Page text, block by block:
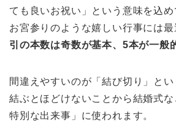
ても良いお祝い」という意味を込め
お宮参りのような嬉しい行事には最
引の本数は奇数が基本、5本が一般
間違えやすいのが「結び切り」と
結ぶとほどけないことから結婚式
特別な出来事」に使われます。